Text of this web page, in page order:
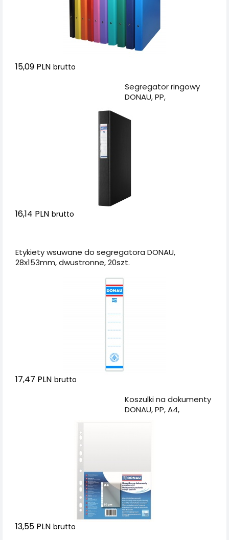
15,09 PLN brutto
Segregator ringowy
DONAU, PP,
16,14 PLN brutto
Etykiety wsuwane do segregatora DONAU,
28x153mm, dwustronne, 20szt.
17,47 PLN brutto
Koszulki na dokumenty
DONAU, PP, A4,
13,55 PLN brutto